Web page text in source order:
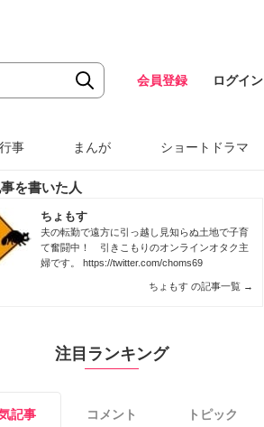
会員登録 ログイン
事 まんが ショートドラマ
を書いた人
ちょもす
夫の転勤で遠方に引っ越し見知らぬ土地で子育
て奮闘中！ 引きこもりのオンラインオタク主
婦です。 https://twitter.com/choms69
ちょもす の記事一覧 →
注目ランキング
記事 コメント トピック